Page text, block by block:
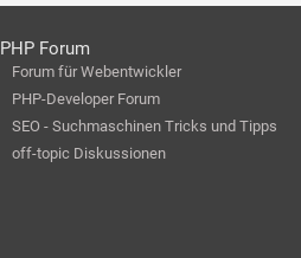
PHP Forum
Forum für Webentwickler
PHP-Developer Forum
SEO - Suchmaschinen Tricks und Tipps
off-topic Diskussionen